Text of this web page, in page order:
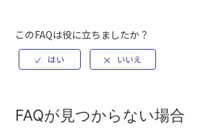
このFAQは役に立ちましたか？
FAQが見つからない場合